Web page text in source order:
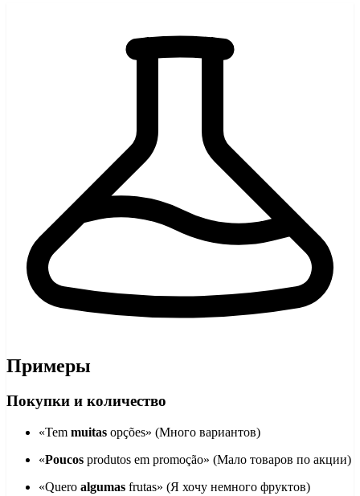
Примеры
Покупки и количество
«Tem muitas opções» (Много вариантов)
«Poucos produtos em promoção» (Мало товаров по акции)
«Quero algumas frutas» (Я хочу немного фруктов)